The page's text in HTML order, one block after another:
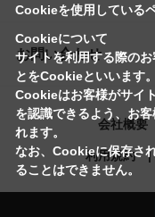
お問い合わせ
会社概要
利用規約
Cookieを使用している
Cookieについて
サイトを利用する際の
とをCookieといいます。
Cookieはお客様がサイ
を認識できるよう、お
れます。
なお、Cookieに保存さ
ることはできません。